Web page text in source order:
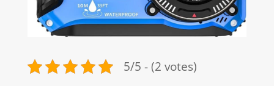
5/5 - (2 votes)